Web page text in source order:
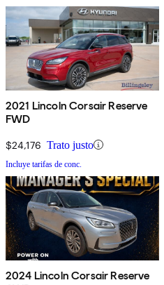
2021 Lincoln Corsair Reserve
FWD
$24,176 Trato justo
Incluye tarifas de conc.
2024 Lincoln Corsair Reserve